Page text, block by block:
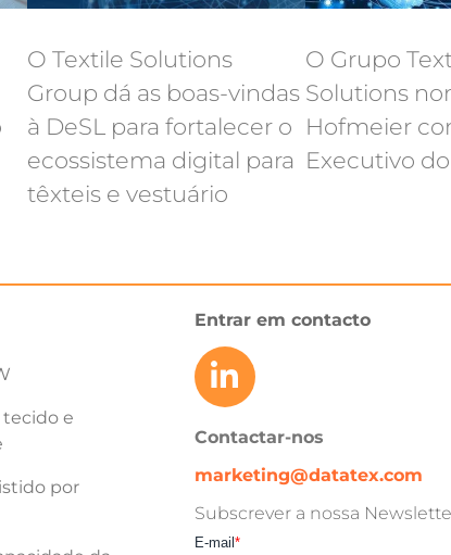
O Textile Solutions
Group dá as boas-vindas
à DeSL para fortalecer o
ecossistema digital para
têxteis e vestuário
O Grupo
Solutions
Hofmeier
Executivo
tecido e
por
Entrar em contacto
Contactar-nos
marketing@datatex.com
Subscrever a nossa